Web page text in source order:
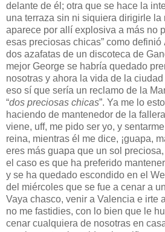
delante de él; otra que se hace la
una terraza sin ni siquiera dirigirle la
aparece por allí explosiva a más no
esas preciosas chicas” como definió
dos azafatas de un discoteca de
mejor George se habría quedado
nosotras y ahora la vida de la
eso sí que sería un reclamo de la
“dos preciosas chicas”. Ya me lo
haciendo de mantenedor de la
viene, uff, me pido ser yo, y
reina, mientras él me dice, ¡guapa,
eres más guapa que un sol
el caso es que ha preferido
y se ha quedado escondido en el
del miércoles que se fue a cenar a
Vaya chasco, venir a Valencia e irte
no me fastidies, con lo bien que le
cenar cualquiera de nosotras en